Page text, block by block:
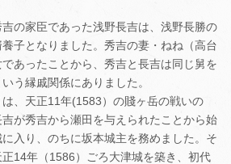
の家臣であった浅野長吉は、浅野長勝の
子となりました。秀吉の妻・ねね（高台
あったことから、秀吉と長吉は同じ舅を
う縁戚関係にありました。
、天正11年(1583）の賤ヶ岳の戦いの
が秀吉から瀬田を与えられたことから始
入り、のちに坂本城主を務めました。そ
14年（1586）ごろ大津城を築き、初代